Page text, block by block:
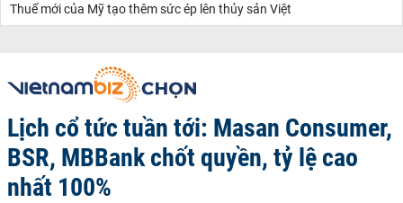
Thuế mới của Mỹ tạo thêm sức ép lên thủy sản Việt
Lịch cổ tức tuần tới: Masan Consumer,
BSR, MBBank chốt quyền, tỷ lệ cao
nhất 100%